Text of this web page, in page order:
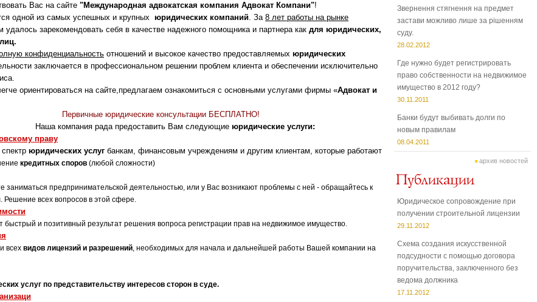
Вас на сайте "Международная адвокатская компания Адвокат Компани"!
одной из самых успешных и крупных юридических компаний. За 8 лет работы на рынке
удалось зарекомендовать себя в качестве надежного помощника и партнера как для юридических,
конфиденциальность отношений и высокое качество предоставляемых юридических
заключается в профессиональном решении проблем клиента и обеспечении исключительно
на сайте,предлагаем ознакомиться с основными услугами фирмы «Адвокат и
Первичные юридические консультации БЕСПЛАТНО!
рада предоставить Вам следующие юридические услуги:
праву
юридических услуг банкам, финансовым учреждениям и другим клиентам, которые работают
кредитных споров (любой сложности)
заниматься предпринимательской деятельностью, или у Вас возникают проблемы с ней - обращайтесь к
. Решение всех вопросов в этой сфере.
и позитивный результат решения вопроса регистрации прав на недвижимое имущество.
всех видов лицензий и разрешений, необходимых для начала и дальнейшей работы Вашей компании на
услуг по представительству интересов сторон в суде.
Звернення стягнення на предмет
застави можливо лише за рішенням
суду.
28.02.2012
Где нужно будет регистрировать
право собственности на недвижимое
имущество в 2012 году?
30.11.2011
Банки будут выбивать долги по
новым правилам
08.04.2011
архив новостей
Юридическое сопровождение при
получении строительной лицензии
29.11.2012
Схема создания искусственной
подсудности с помощью договора
поручительства, заключенного без
ведома должника
17.11.2012